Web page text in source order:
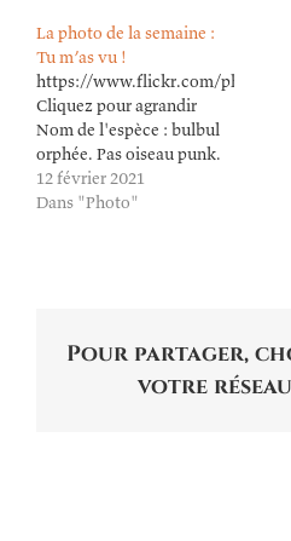
La photo de la semaine :
Tu m’as vu !
https://www.flickr.com/photos/
Cliquez pour agrandir
Nom de l'espèce : bulbul
orphée. Pas oiseau punk.
12 février 2021
Dans "Photo"
Pour partager,
votre